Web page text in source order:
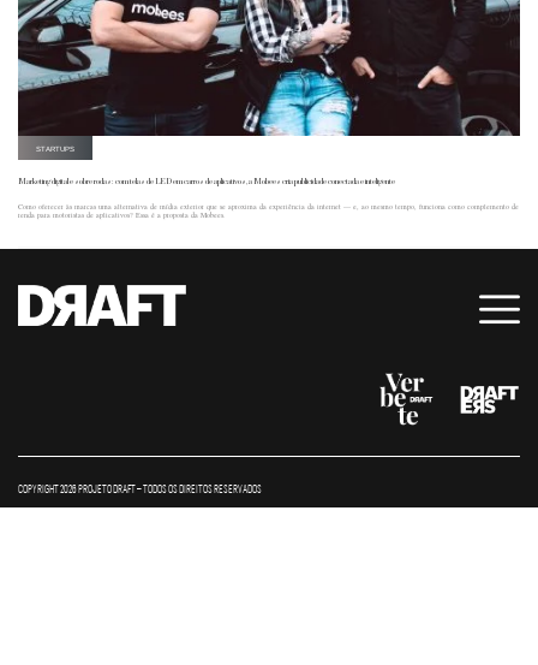
STARTUPS
Marketing digital e sobre rodas: com telas de LED em carros de aplicativos, a Mobees cria publicidade conectada e inteligente
Como oferecer às marcas uma alternativa de mídia exterior que se aproxima da experiência da internet — e, ao mesmo tempo, funciona como complemento de
renda para motoristas de aplicativos? Essa é a proposta da Mobees.
COPYRIGHT 2026 PROJETO DRAFT – TODOS OS DIREITOS RESERVADOS